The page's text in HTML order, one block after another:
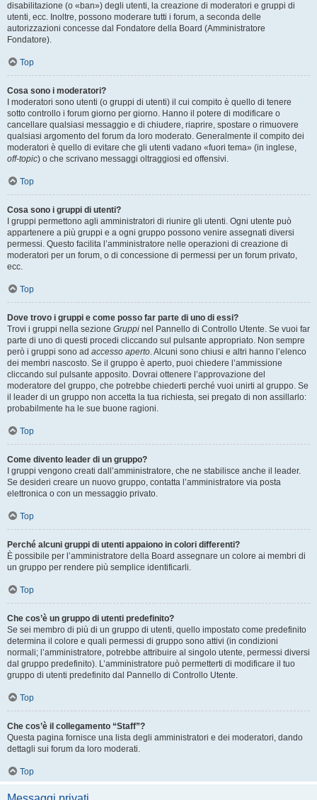
disabilitazione (o «ban») degli utenti, la creazione di moderatori e gruppi di
utenti, ecc. Inoltre, possono moderare tutti i forum, a seconda delle
autorizzazioni concesse dal Fondatore della Board (Amministratore
Fondatore).
Top
Cosa sono i moderatori?
I moderatori sono utenti (o gruppi di utenti) il cui compito è quello di tenere
sotto controllo i forum giorno per giorno. Hanno il potere di modificare o
cancellare qualsiasi messaggio e di chiudere, riaprire, spostare o rimuovere
qualsiasi argomento del forum da loro moderato. Generalmente il compito dei
moderatori è quello di evitare che gli utenti vadano «fuori tema» (in inglese,
off-topic) o che scrivano messaggi oltraggiosi ed offensivi.
Top
Cosa sono i gruppi di utenti?
I gruppi permettono agli amministratori di riunire gli utenti. Ogni utente può
appartenere a più gruppi e a ogni gruppo possono venire assegnati diversi
permessi. Questo facilita l’amministratore nelle operazioni di creazione di
moderatori per un forum, o di concessione di permessi per un forum privato,
ecc.
Top
Dove trovo i gruppi e come posso far parte di uno di essi?
Trovi i gruppi nella sezione Gruppi nel Pannello di Controllo Utente. Se vuoi far
parte di uno di questi procedi cliccando sul pulsante appropriato. Non sempre
però i gruppi sono ad accesso aperto. Alcuni sono chiusi e altri hanno l’elenco
dei membri nascosto. Se il gruppo è aperto, puoi chiedere l’ammissione
cliccando sul pulsante apposito. Dovrai ottenere l’approvazione del
moderatore del gruppo, che potrebbe chiederti perché vuoi unirti al gruppo. Se
il leader di un gruppo non accetta la tua richiesta, sei pregato di non assillarlo:
probabilmente ha le sue buone ragioni.
Top
Come divento leader di un gruppo?
I gruppi vengono creati dall’amministratore, che ne stabilisce anche il leader.
Se desideri creare un nuovo gruppo, contatta l’amministratore via posta
elettronica o con un messaggio privato.
Top
Perché alcuni gruppi di utenti appaiono in colori differenti?
È possibile per l’amministratore della Board assegnare un colore ai membri di
un gruppo per rendere più semplice identificarli.
Top
Che cos’è un gruppo di utenti predefinito?
Se sei membro di più di un gruppo di utenti, quello impostato come predefinito
determina il colore e quali permessi di gruppo sono attivi (in condizioni
normali; l’amministratore, potrebbe attribuire al singolo utente, permessi diversi
dal gruppo predefinito). L’amministratore può permetterti di modificare il tuo
gruppo di utenti predefinito dal Pannello di Controllo Utente.
Top
Che cos’è il collegamento “Staff”?
Questa pagina fornisce una lista degli amministratori e dei moderatori, dando
dettagli sui forum da loro moderati.
Top